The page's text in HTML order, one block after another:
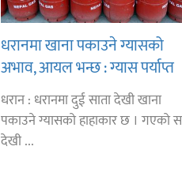
धरानमा खाना पकाउने ग्यासको
अभाव, आयल भन्छ : ग्यास पर्याप्त
मात्रामा आउँछ
धरान : धरानमा दुई साता देखी खाना
पकाउने ग्यासको हाहाकार छ । गएको
देखी ...